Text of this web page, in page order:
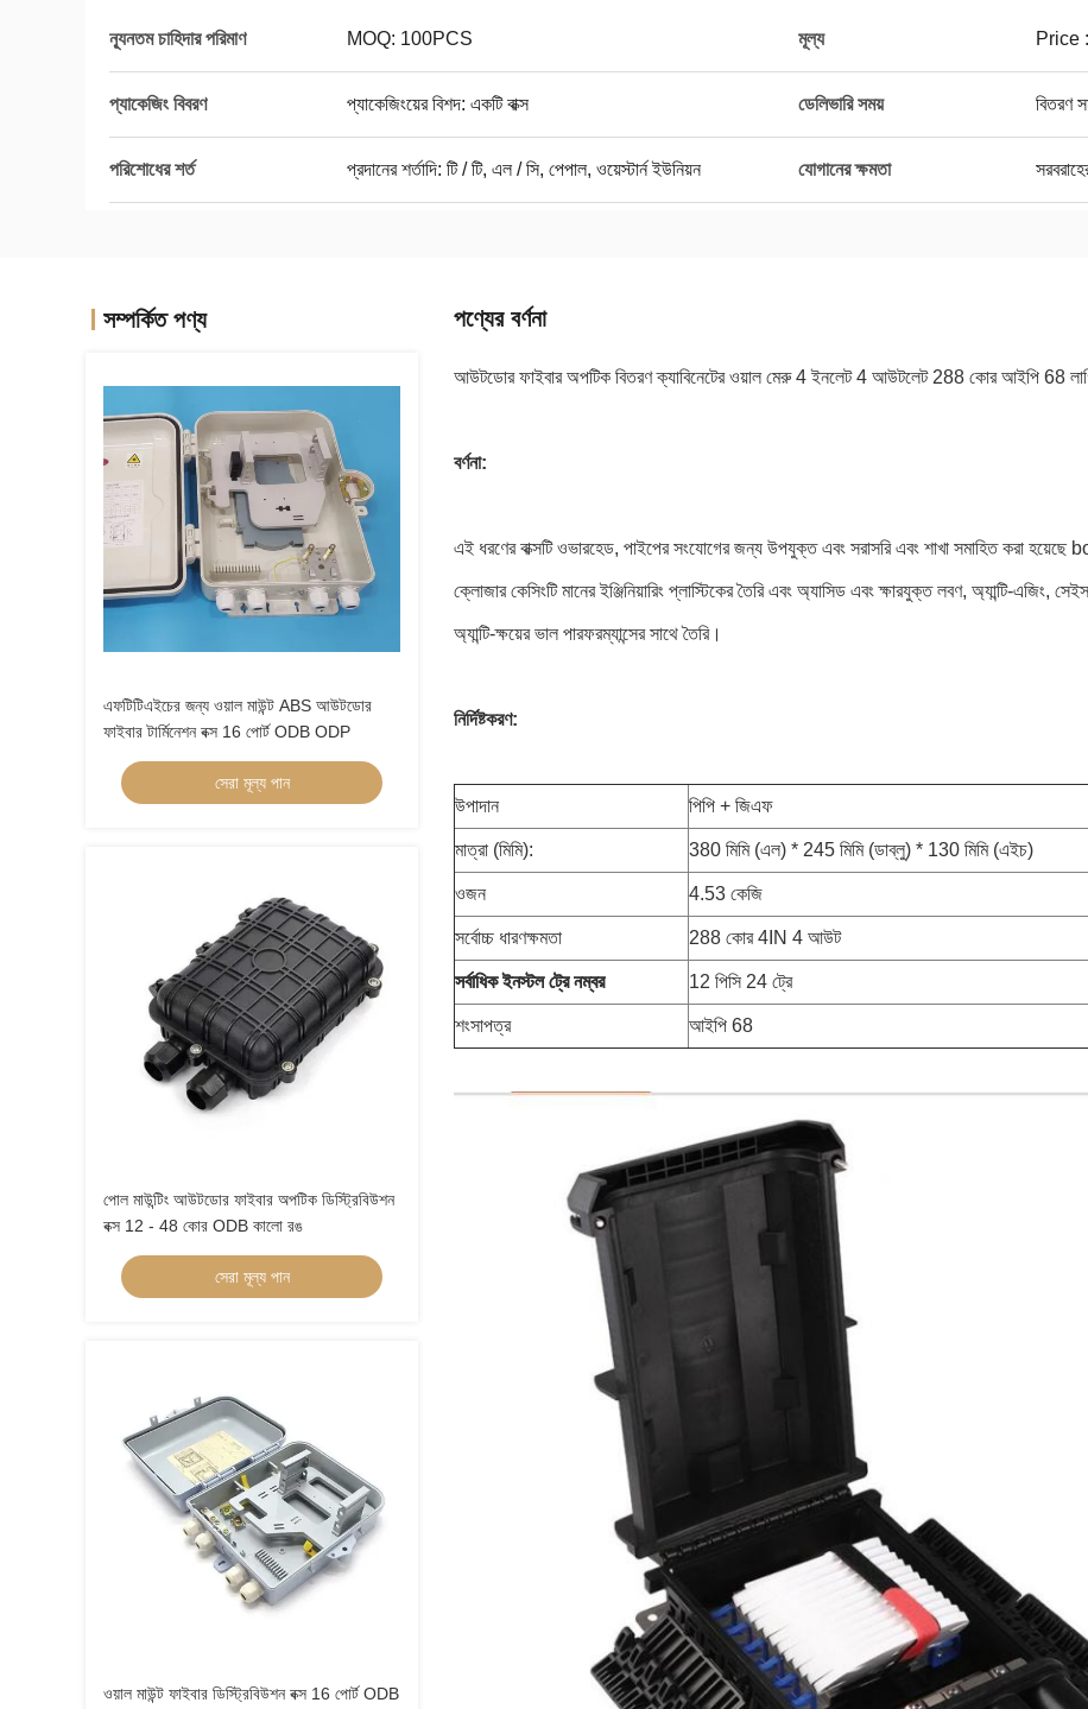
ন্যূনতম চাহিদার পরিমাণ MOQ: 100PCS মূল্য Price
প্যাকেজিং বিবরণ প্যাকেজিংয়ের বিশদ: একটি বাক্স ডেলিভারি সময় বিতরণ
পরিশোধের শর্ত প্রদানের শর্তাদি: টি / টি, এল / সি, পেপাল, ওয়েস্টার্ন ইউনিয়ন যোগানের ক্ষমতা
সম্পর্কিত পণ্য
এফটিটিএইচের জন্য ওয়াল মাউন্ট ABS আউটডোর
ফাইবার টার্মিনেশন বক্স 16 পোর্ট ODB ODP
সেরা মূল্য পান
পোল মাউন্টিং আউটডোর ফাইবার অপটিক ডিস্ট্রিবিউশন
বক্স 12 - 48 কোর ODB কালো রঙ
সেরা মূল্য পান
ওয়াল মাউন্ট ফাইবার ডিস্ট্রিবিউশন বক্স 16 পোর্ট ODB
পণ্যের বর্ণনা
আউটডোর ফাইবার অপটিক বিতরণ ক্যাবিনেটের ওয়াল মেরু 4 ইনলেট 4 আউটলেট 288 কোর আইপি 68
বর্ণনা:
এই ধরণের বাক্সটি ওভারহেড, পাইপের সংযোগের জন্য উপযুক্ত এবং সরাসরি এবং শাখা সমাহিত করা হয়েছে
ক্লোজার কেসিংটি মানের ইঞ্জিনিয়ারিং প্লাস্টিকের তৈরি এবং অ্যাসিড এবং ক্ষারযুক্ত লবণ, অ্যান্টি-এজিং,
অ্যান্টি-ক্ষয়ের ভাল পারফরম্যান্সের সাথে তৈরি।
নির্দিষ্টকরণ:
উপাদান পিপি + জিএফ
মাত্রা (মিমি): 380 মিমি (এল) * 245 মিমি (ডাব্লু) * 130 মিমি (এইচ)
ওজন 4.53 কেজি
সর্বোচ্চ ধারণক্ষমতা 288 কোর 4IN 4 আউট
সর্বাধিক ইনস্টল ট্রে নম্বর 12 পিসি 24 ট্রে
শংসাপত্র আইপি 68